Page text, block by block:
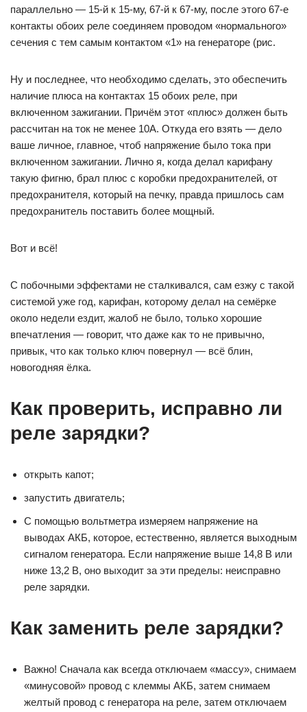
параллельно — 15-й к 15-му, 67-й к 67-му, после этого 67-е
контакты обоих реле соединяем проводом «нормального»
сечения с тем самым контактом «1» на генераторе (рис.
Ну и последнее, что необходимо сделать, это обеспечить
наличие плюса на контактах 15 обоих реле, при
включенном зажигании. Причём этот «плюс» должен быть
рассчитан на ток не менее 10А. Откуда его взять — дело
ваше личное, главное, чтоб напряжение было тока при
включенном зажигании. Лично я, когда делал карифану
такую фигню, брал плюс с коробки предохранителей, от
предохранителя, который на печку, правда пришлось сам
предохранитель поставить более мощный.
Вот и всё!
С побочными эффектами не сталкивался, сам езжу с такой
системой уже год, карифан, которому делал на семёрке
около недели ездит, жалоб не было, только хорошие
впечатления — говорит, что даже как то не привычно,
привык, что как только ключ повернул — всё блин,
новогодняя ёлка.
Как проверить, исправно ли
реле зарядки?
открыть капот;
запустить двигатель;
С помощью вольтметра измеряем напряжение на
выводах АКБ, которое, естественно, является выходным
сигналом генератора. Если напряжение выше 14,8 В или
ниже 13,2 В, оно выходит за эти пределы: неисправно
реле зарядки.
Как заменить реле зарядки?
Важно! Сначала как всегда отключаем «массу», снимаем
«минусовой» провод с клеммы АКБ, затем снимаем
желтый провод с генератора на реле, затем отключаем